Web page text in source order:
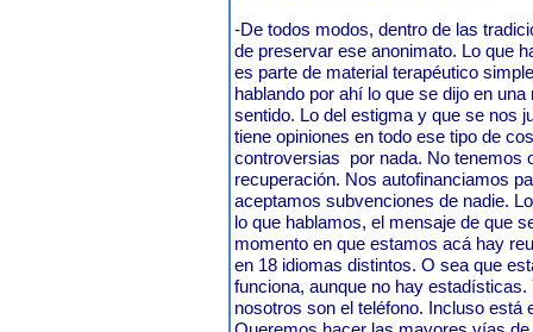
-De todos modos, dentro de las
de preservar ese anonimato. Lo que
es parte de material terapéutico
hablando por ahí lo que se dijo en
sentido. Lo del estigma y que se nos
tiene opiniones en todo ese tipo de
controversias por nada. No tenemos
recuperación. Nos autofinanciamos
aceptamos subvenciones de nadie.
lo que hablamos, el mensaje de que
momento en que estamos acá hay
en 18 idiomas distintos. O sea que
funciona, aunque no hay
nosotros son el teléfono. Incluso está